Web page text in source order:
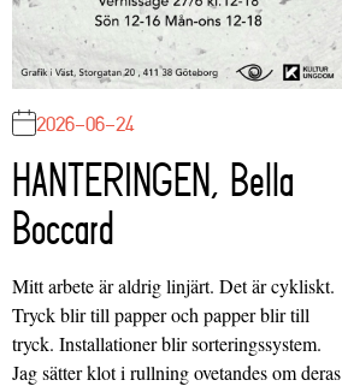
2026-06-24
HANTERINGEN, Bella
Boccard
Mitt arbete är aldrig linjärt. Det är cykliskt.
Tryck blir till papper och papper blir till
tryck. Installationer blir sorteringssystem.
Jag sätter klot i rullning ovetandes om deras